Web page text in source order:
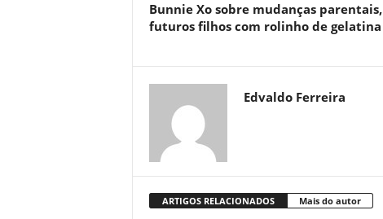
Bunnie Xo sobre mudanças parentais,
futuros filhos com rolinho de gelatina
Edvaldo Ferreira
ARTIGOS RELACIONADOS Mais do autor